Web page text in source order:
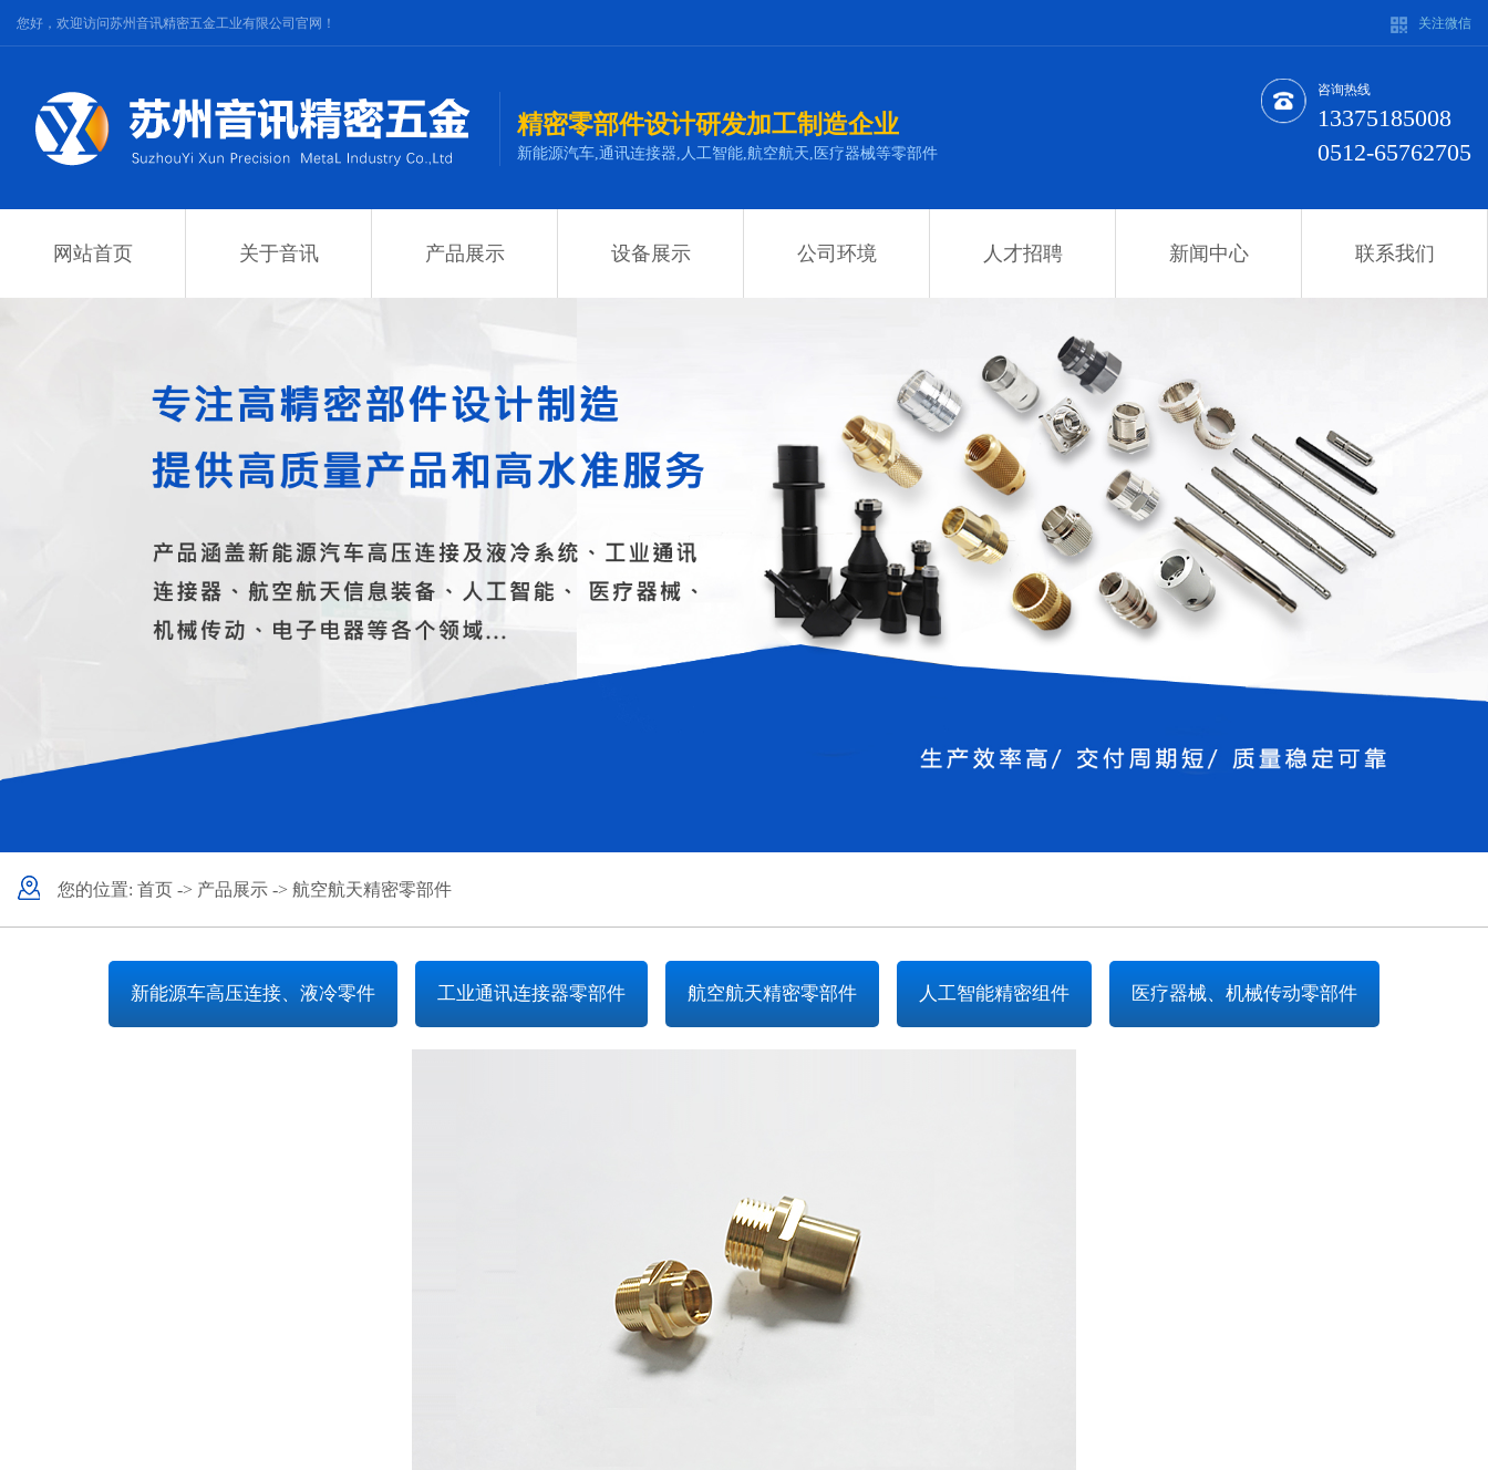
您好，欢迎访问苏州音讯精密五金工业有限公司官网！ 关注微信
精密零部件设计研发加工制造企业
新能源汽车,通讯连接器,人工智能,航空航天,医疗器械等零部件
咨询热线
13375185008
0512-65762705
网站首页 关于音讯 产品展示 设备展示 公司环境 人才招聘 新闻中心 联系我们
您的位置: 首页 -> 产品展示 -> 航空航天精密零部件
新能源车高压连接、液冷零件 工业通讯连接器零部件 航空航天精密零部件 人工智能精密组件 医疗器械、机械传动零部件